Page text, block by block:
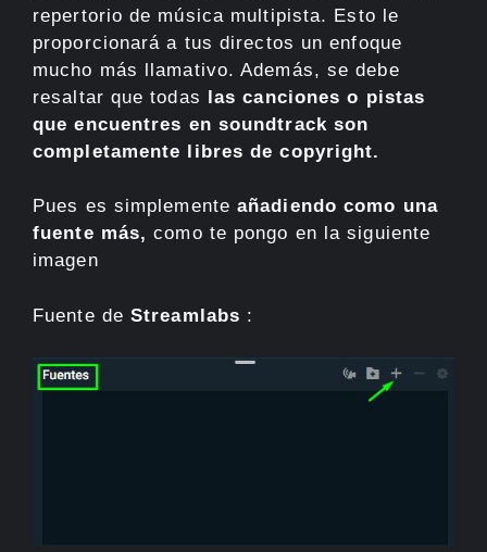
repertorio de música multipista. Esto le
proporcionará a tus directos un enfoque
mucho más llamativo. Además, se debe
resaltar que todas las canciones o pistas
que encuentres en soundtrack son
completamente libres de copyright.
Pues es simplemente añadiendo como una
fuente más, como te pongo en la siguiente
imagen
Fuente de Streamlabs :